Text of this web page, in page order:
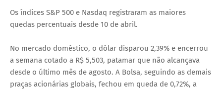
Os índices S&P 500 e Nasdaq registraram as maiores
quedas percentuais desde 10 de abril.
No mercado doméstico, o dólar disparou 2,39% e encerrou
a semana cotado a R$ 5,503, patamar que não alcançava
desde o último mês de agosto. A Bolsa, seguindo as demais
praças acionárias globais, fechou em queda de 0,72%, a